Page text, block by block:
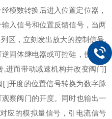
数转换后进入位置定位器，
入信号和位置反馈信号，当两
区，立刻发出放大的控制信号,
固体继电器或可控硅，使其导
,进而带动减速机构井改变阀门]
[ ]开度的位置信号转换为数字脉
察阀门的开度。同时也输出一
应的模拟量信号，引电流信号